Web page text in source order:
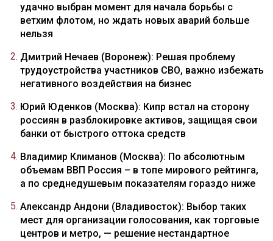
удачно выбран момент для начала борьбы с
ветхим флотом, но ждать новых аварий больше
нельзя
Дмитрий Нечаев (Воронеж): Решая проблему
трудоустройства участников СВО, важно избежать
негативного воздействия на бизнес
Юрий Юденков (Москва): Кипр встал на сторону
россиян в разблокировке активов, защищая свои
банки от быстрого оттока средств
Владимир Климанов (Москва): По абсолютным
объемам ВВП Россия – в топе мирового рейтинга,
а по среднедушевым показателям гораздо ниже
Александр Андони (Владивосток): Выбор таких
мест для организации голосования, как торговые
центров и метро, — решение нестандартное